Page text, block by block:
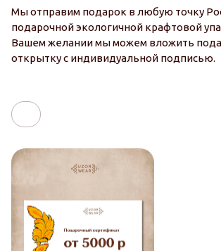
Мы отправим подарок в любую точку
подарочной экологичной крафтовой
Вашем желании мы можем вложить
открытку с индивидуальной подписью.